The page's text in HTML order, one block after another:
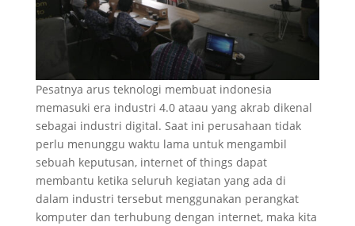
Pesatnya arus teknologi membuat indonesia
memasuki era industri 4.0 ataau yang akrab dikenal
sebagai industri digital. Saat ini perusahaan tidak
perlu menunggu waktu lama untuk mengambil
sebuah keputusan, internet of things dapat
membantu ketika seluruh kegiatan yang ada di
dalam industri tersebut menggunakan perangkat
komputer dan terhubung dengan internet, maka kita